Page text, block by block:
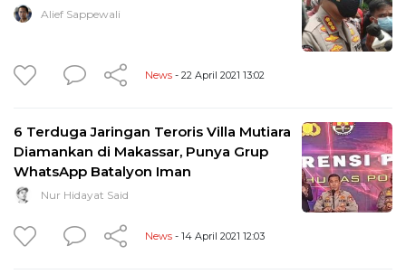
Alief Sappewali
News - 22 April 2021 13:02
6 Terduga Jaringan Teroris Villa Mutiara
Diamankan di Makassar, Punya Grup
WhatsApp Batalyon Iman
Nur Hidayat Said
News - 14 April 2021 12:03